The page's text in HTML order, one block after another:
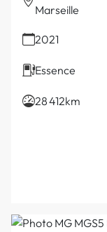
Marseille
2021
Essence
28 412km